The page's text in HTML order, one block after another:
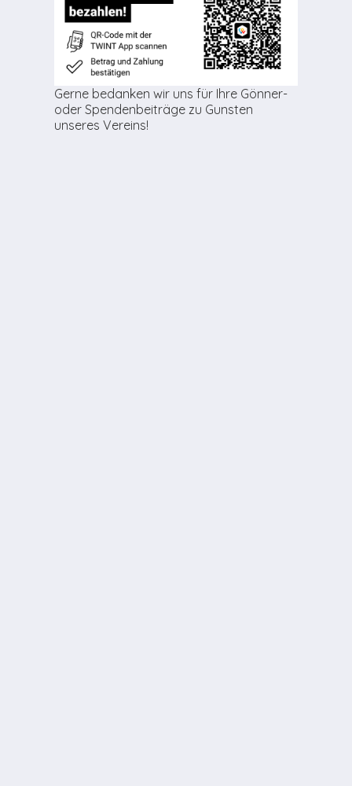
Gerne bedanken wir uns für Ihre Gönner-
oder Spendenbeiträge zu Gunsten
unseres Vereins!